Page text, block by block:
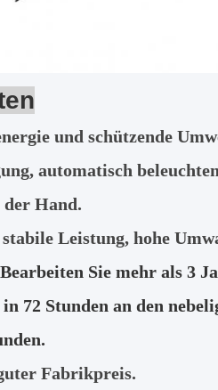
und schützende
automatisch
Hand.
Leistung, hohe
Sie mehr als 3
72 Stunden an den
Fabrikpreis.